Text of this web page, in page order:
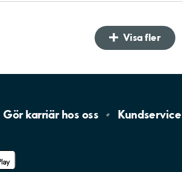
Visa fler
Gör karriär hos oss Kundservice